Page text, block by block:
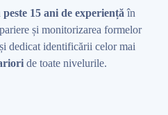
peste 15 ani de experiență în
și monitorizarea formelor
dedicat identificării celor mai
de toate nivelurile.